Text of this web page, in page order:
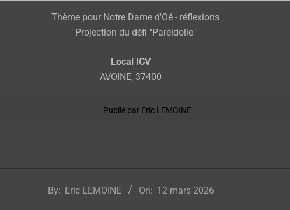
Thème pour Notre Dame d'Oé - réflexions
Projection du défi "Paréidolie"
Local ICV
AVOINE, 37400
Publié par Eric LEMOINE
By: Eric LEMOINE On: 12 mars 2026